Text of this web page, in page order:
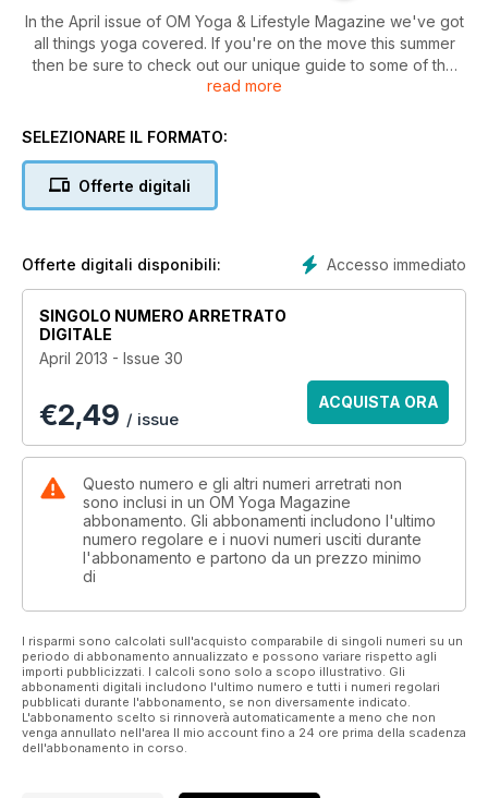
In the April issue of OM Yoga & Lifestyle Magazine we've got
all things yoga covered. If you're on the move this summer
then be sure to check out our unique guide to some of the
best yoga retreats out there, from luxury tree house resorts
modern comforts, of course) in India. On top of that, we've
festivals this summer, including the fabulous Wanderlust yoga
roadshow in the USA. It's going to be a magical yoga summer
read more
SELEZIONARE IL FORMATO:
Offerte digitali
Accesso immediato
Offerte digitali disponibili:
SINGOLO NUMERO ARRETRATO
DIGITALE
April 2013 - Issue 30
€2,49 / issue
ACQUISTA ORA
Questo numero e gli altri numeri arretrati non
sono inclusi in un OM Yoga Magazine
abbonamento. Gli abbonamenti includono l'ultimo
numero regolare e i nuovi numeri usciti durante
l'abbonamento e partono da un prezzo minimo
di
I risparmi sono calcolati sull'acquisto comparabile di singoli numeri su un
periodo di abbonamento annualizzato e possono variare rispetto agli
importi pubblicizzati. I calcoli sono solo a scopo illustrativo. Gli
abbonamenti digitali includono l'ultimo numero e tutti i numeri regolari
pubblicati durante l'abbonamento, se non diversamente indicato.
L'abbonamento scelto si rinnoverà automaticamente a meno che non
venga annullato nell'area Il mio account fino a 24 ore prima della scadenza
dell'abbonamento in corso.